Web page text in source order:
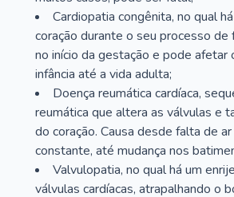
Cardiopatia congênita, no qual
coração durante o seu processo de
no início da gestação e pode afetar
infância até a vida adulta;
Doença reumática cardíaca,
reumática que altera as válvulas e
do coração. Causa desde falta de
constante, até mudança nos
Valvulopatia, no qual há um
válvulas cardíacas, atrapalhando o